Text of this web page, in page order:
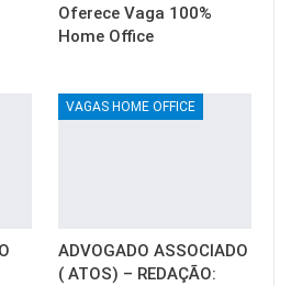
Oferece Vaga 100%
Home Office
VAGAS HOME OFFICE
ADVOGADO ASSOCIADO
( ATOS) – REDAÇÃO: